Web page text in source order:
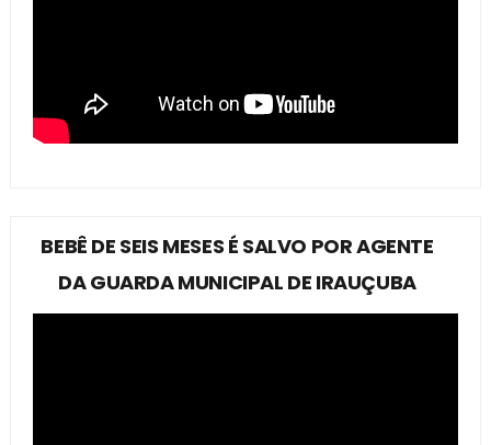
BEBÊ DE SEIS MESES É SALVO POR AGENTE
DA GUARDA MUNICIPAL DE IRAUÇUBA